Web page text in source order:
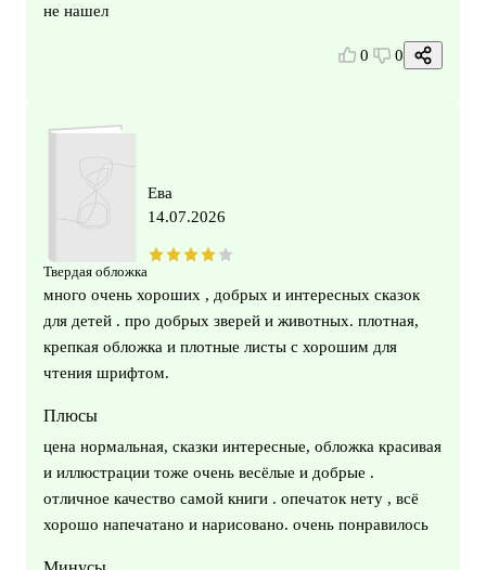
не нашел
0 0
Твердая обложка
Ева
14.07.2026
много очень хороших , добрых и интересных сказок
для детей . про добрых зверей и животных. плотная,
крепкая обложка и плотные листы с хорошим для
чтения шрифтом.
Плюсы
цена нормальная, сказки интересные, обложка красивая
и иллюстрации тоже очень весёлые и добрые .
отличное качество самой книги . опечаток нету , всё
хорошо напечатано и нарисовано. очень понравилось